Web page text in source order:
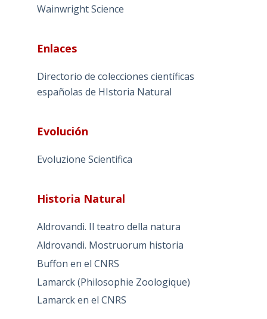
Wainwright Science
Enlaces
Directorio de colecciones científicas
españolas de HIstoria Natural
Evolución
Evoluzione Scientifica
Historia Natural
Aldrovandi. Il teatro della natura
Aldrovandi. Mostruorum historia
Buffon en el CNRS
Lamarck (Philosophie Zoologique)
Lamarck en el CNRS